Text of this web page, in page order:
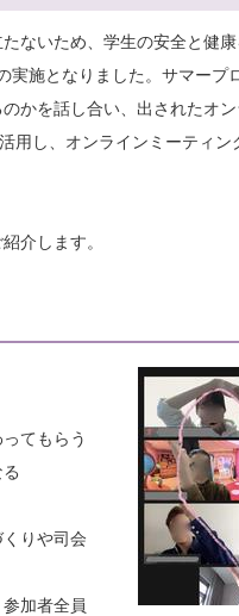
ないため、学生の安全と健
実施となりました。サマープ
かを話し合い、出されたオ
用し、オンラインミーティ
介します。
てもらう
りや司会
加者全員